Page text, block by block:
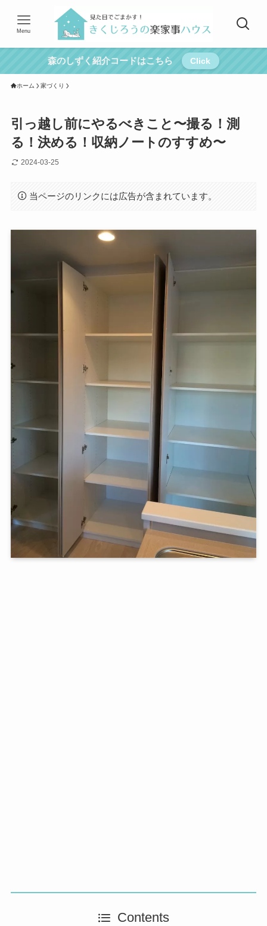
Menu
森のしずく紹介コードはこちら Click
ホーム 家づくり
引っ越し前にやるべきこと〜撮る！測
る！決める！収納ノートのすすめ〜
2024-03-25
当ページのリンクには広告が含まれています。
Contents